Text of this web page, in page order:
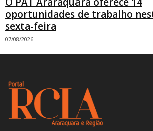
oportunidades de trabalho
sexta-feira
07/08/2026